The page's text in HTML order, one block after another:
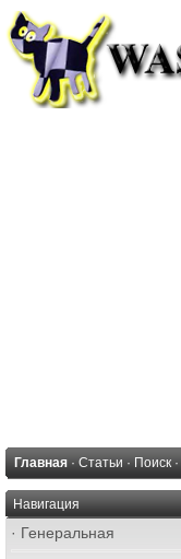
Главная · Статьи · Поиск ·
Навигация
· Генеральная